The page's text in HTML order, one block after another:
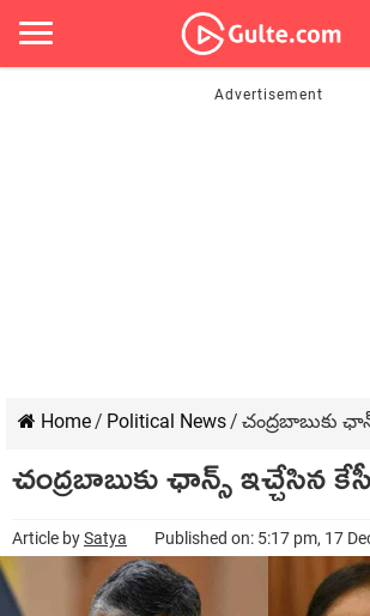
Home/ Political News/ చంద్ర‌బాబుకు
చంద్ర‌బాబుకు ఛాన్స్ ఇచ్చేసిన
Article bySatya Published on: 5:17 pm, 17